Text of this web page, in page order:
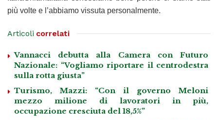
più volte e l’abbiamo vissuta personalmente.
Articoli correlati
Vannacci debutta alla Camera con Futuro
Nazionale: “Vogliamo riportare il centrodestra
sulla rotta giusta”
Turismo, Mazzi: “Con il governo Meloni
mezzo milione di lavoratori in più,
occupazione cresciuta del 18,5%”